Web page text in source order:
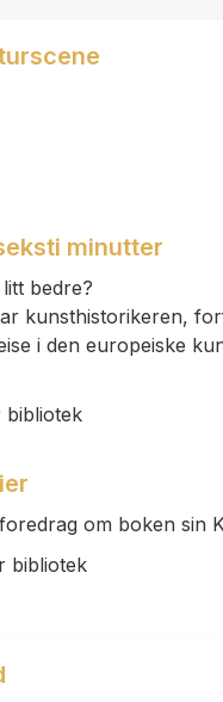
minutter
bedre?
kunsthistorikeren,
i den europeiske
bibliotek
om boken sin
bibliotek